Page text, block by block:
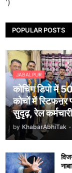
')
POPULAR POSTS
JABALPUR
कोचिंग डिपो में
कोचों में स्टिफऩर
सुदृढ़, रेल
by KhabarAbhiTak -